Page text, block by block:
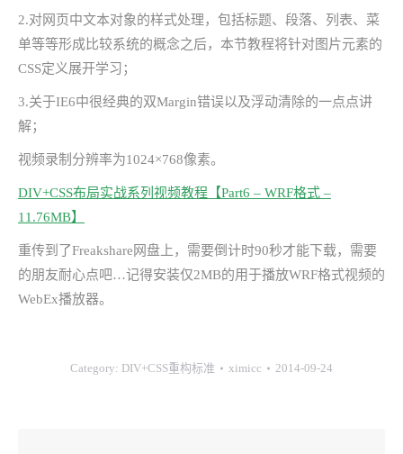
2.对网页中文本对象的样式处理，包括标题、段落、列表、菜
单等等形成比较系统的概念之后，本节教程将针对图片元素的
CSS定义展开学习；
3.关于IE6中很经典的双Margin错误以及浮动清除的一点点讲
解；
视频录制分辨率为1024×768像素。
DIV+CSS布局实战系列视频教程【Part6 – WRF格式 –
11.76MB】
重传到了Freakshare网盘上，需要倒计时90秒才能下载，需要
的朋友耐心点吧…记得安装仅2MB的用于播放WRF格式视频的
WebEx播放器。
Category: DIV+CSS重构标准 ximicc 2014-09-24